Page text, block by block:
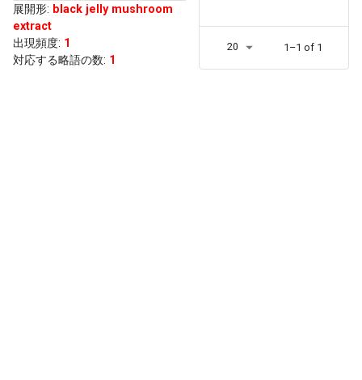
展開形: black jelly mushroom
extract
出現頻度: 1
対応する略語の数: 1
20 1–1 of 1